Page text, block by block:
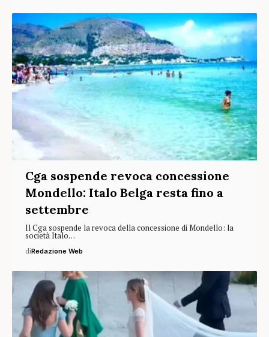
Cga sospende revoca concessione
Mondello: Italo Belga resta fino a
settembre
Il Cga sospende la revoca della concessione di Mondello: la
società Italo…
diRedazione Web